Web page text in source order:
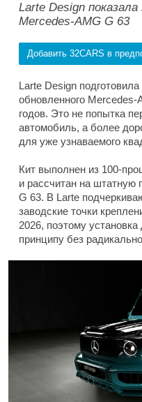
Larte Design
Mercedes-AMG G 63
Добавить 32CARS в
Larte Design
обновленного Mercedes-
годов. Это не попытка
автомобиль, а более
для уже узнаваемого
Кит выполнен из 100-
и рассчитан на штатную
G 63. В Larte
заводские точки
2026, поэтому
принципу без